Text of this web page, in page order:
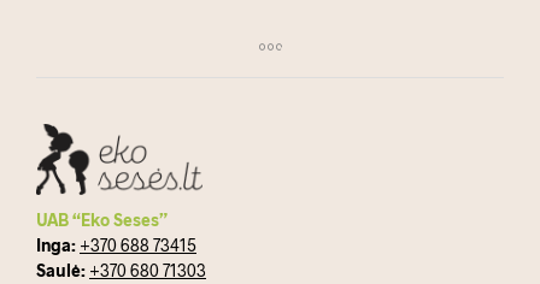
UAB “Eko Seses”
Inga: +370 688 73415
Saulė: +370 680 71303